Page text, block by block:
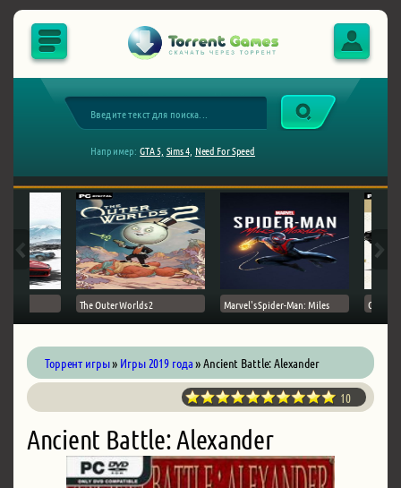
Например: GTA 5, Sims 4, Need For Speed
The Outer Worlds 2 Marvel's Spider-Man: Miles Ghost
Торрент игры» Игры 2019 года» Ancient Battle: Alexander
10
Ancient Battle: Alexander